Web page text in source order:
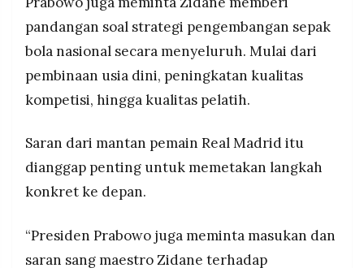
pandangan soal strategi pengembangan sepak
bola nasional secara menyeluruh. Mulai dari
pembinaan usia dini, peningkatan kualitas
kompetisi, hingga kualitas pelatih.
Saran dari mantan pemain Real Madrid itu
dianggap penting untuk memetakan langkah
konkret ke depan.
“Presiden Prabowo juga meminta masukan dan
saran sang maestro Zidane terhadap